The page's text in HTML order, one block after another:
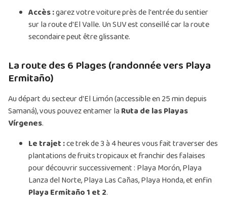
Accès :garez votre voiture près de l'entrée du sentier
sur la route d'El Valle. Un SUV est conseillé car la route
secondaire peut être glissante.
La route des 6 Plages (randonnée vers Playa
Ermitaño)
Au départ du secteur d'El Limón (accessible en 25 min depuis
Samaná), vous pouvez entamer la Ruta de las Playas
Vírgenes.
Le trajet :ce trek de 3 à 4 heures vous fait traverser des
plantations de fruits tropicaux et franchir des falaises
pour découvrir successivement : Playa Morón, Playa
Lanza del Norte, Playa Las Cañas, Playa Honda, et enfin
Playa Ermitaño 1 et 2.